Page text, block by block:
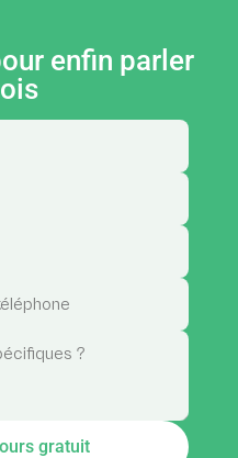
enfin parler
gratuit